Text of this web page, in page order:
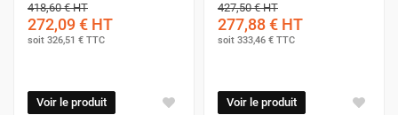
418,60 €HT
272,09 € HT
soit 326,51 € TTC
Voir le produit
427,50 €HT
277,88 € HT
soit 333,46 € TTC
Voir le produit